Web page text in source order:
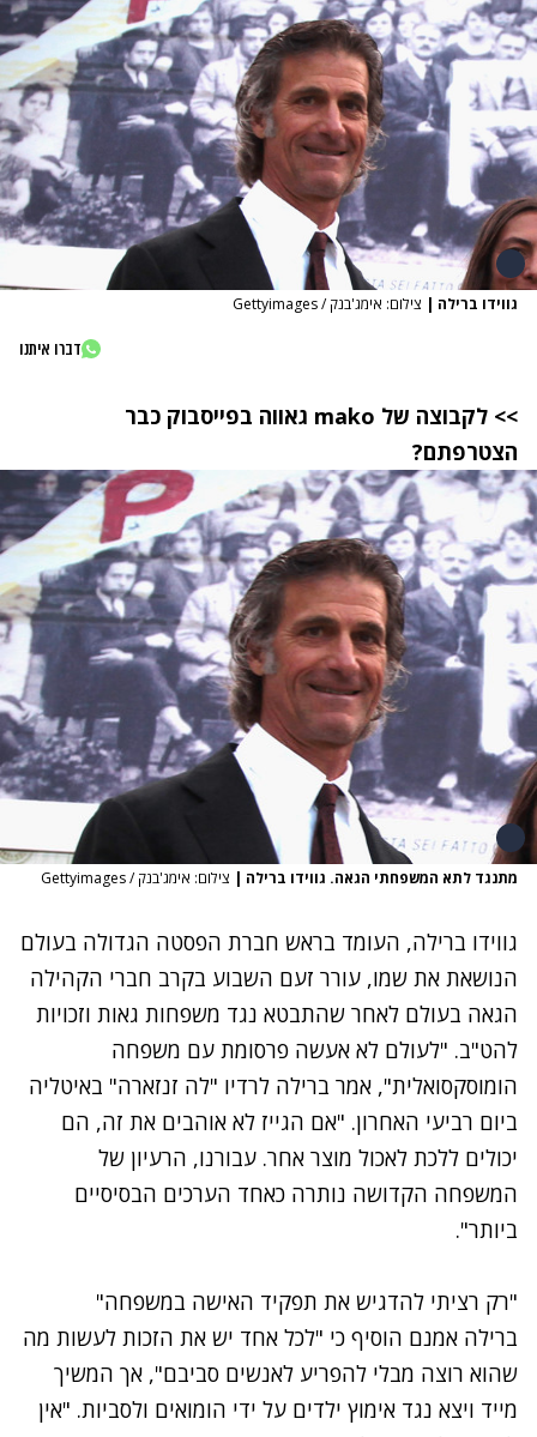
גווידו ברילה| צילום: אימג'בנק / Gettyimages
דברו איתנו
>> לקבוצה של makoגאווה בפייסבוק כבר
הצטרפתם?
מתנגד לתא המשפחתי הגאה. גווידו ברילה| צילום: אימג'בנק / Gettyimages
גווידו ברילה, העומד בראש חברת הפסטה הגדולה בעולם
הנושאת את שמו, עורר זעם השבוע בקרב חברי הקהילה
הגאה בעולם לאחר שהתבטא נגד משפחות גאותוזכויות
להט"ב. "לעולם לא אעשה פרסומת עם משפחה
הומוסקסואלית", אמר ברילה לרדיו "לה זנזארה" באיטליה
ביום רביעי האחרון. "אם הגייז לא אוהבים את זה, הם
יכולים ללכת לאכול מוצר אחר. עבורנו, הרעיון של
המשפחה הקדושה נותרה כאחד הערכים הבסיסיים
ביותר".
"רק רציתי להדגיש את תפקיד האישה במשפחה"
ברילה אמנם הוסיף כי "לכל אחד יש את הזכות לעשות מה
שהוא רוצה מבלי להפריע לאנשים סביבם", אך המשיך
מייד ויצא נגד אימוץ ילדים על ידי הומואים ולסביות. "אין